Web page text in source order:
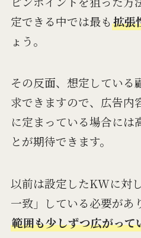
定できる中では最も 拡張
ょう。
その反面、想定している
求できますので、広告内
に定まっている場合には
とが期待できます。
以前は設定したKWに対
一致」している必要があ
範囲も少しずつ広がって